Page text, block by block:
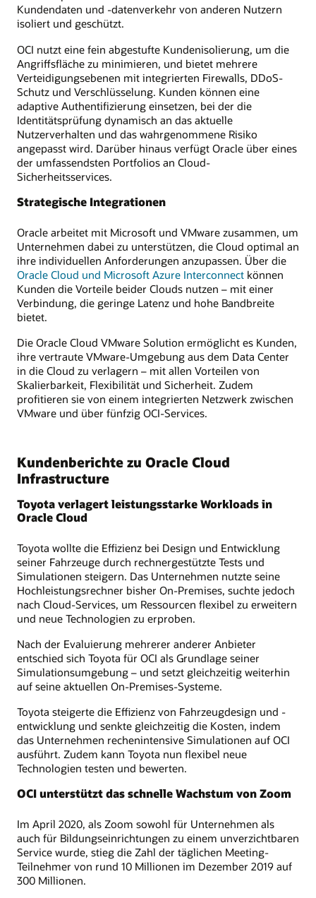
Kundendaten und -datenverkehr von anderen Nutzern
isoliert und geschützt.
OCI nutzt eine fein abgestufte Kundenisolierung, um die
Angriffsfläche zu minimieren, und bietet mehrere
Verteidigungsebenen mit integrierten Firewalls, DDoS-
Schutz und Verschlüsselung. Kunden können eine
adaptive Authentifizierung einsetzen, bei der die
Identitätsprüfung dynamisch an das aktuelle
Nutzerverhalten und das wahrgenommene Risiko
angepasst wird. Darüber hinaus verfügt Oracle über eines
der umfassendsten Portfolios an Cloud-
Sicherheitsservices.
Strategische Integrationen
Oracle arbeitet mit Microsoft und VMware zusammen, um
Unternehmen dabei zu unterstützen, die Cloud optimal an
ihre individuellen Anforderungen anzupassen. Über die
Oracle Cloud und Microsoft Azure Interconnect können
Kunden die Vorteile beider Clouds nutzen – mit einer
Verbindung, die geringe Latenz und hohe Bandbreite
bietet.
Die Oracle Cloud VMware Solution ermöglicht es Kunden,
ihre vertraute VMware-Umgebung aus dem Data Center
in die Cloud zu verlagern – mit allen Vorteilen von
Skalierbarkeit, Flexibilität und Sicherheit. Zudem
profitieren sie von einem integrierten Netzwerk zwischen
VMware und über fünfzig OCI-Services.
Kundenberichte zu Oracle Cloud
Infrastructure
Toyota verlagert leistungsstarke Workloads in
Oracle Cloud
Toyota wollte die Effizienz bei Design und Entwicklung
seiner Fahrzeuge durch rechnergestützte Tests und
Simulationen steigern. Das Unternehmen nutzte seine
Hochleistungsrechner bisher On-Premises, suchte jedoch
nach Cloud-Services, um Ressourcen flexibel zu erweitern
und neue Technologien zu erproben.
Nach der Evaluierung mehrerer anderer Anbieter
entschied sich Toyota für OCI als Grundlage seiner
Simulationsumgebung – und setzt gleichzeitig weiterhin
auf seine aktuellen On-Premises-Systeme.
Toyota steigerte die Effizienz von Fahrzeugdesign und -
entwicklung und senkte gleichzeitig die Kosten, indem
das Unternehmen rechenintensive Simulationen auf OCI
ausführt. Zudem kann Toyota nun flexibel neue
Technologien testen und bewerten.
OCI unterstützt das schnelle Wachstum von Zoom
Im April 2020, als Zoom sowohl für Unternehmen als
auch für Bildungseinrichtungen zu einem unverzichtbaren
Service wurde, stieg die Zahl der täglichen Meeting-
Teilnehmer von rund 10 Millionen im Dezember 2019 auf
300 Millionen.